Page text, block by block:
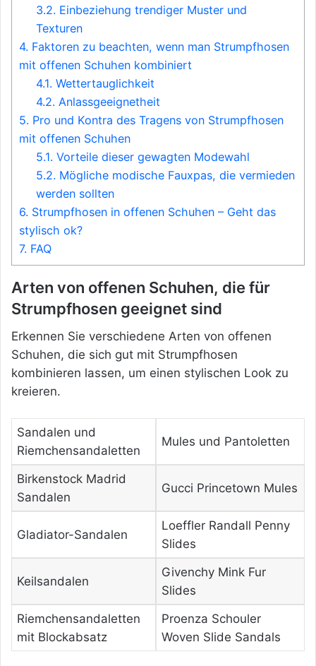
3.2. Einbeziehung trendiger Muster und
Texturen
4. Faktoren zu beachten, wenn man Strumpfhosen
mit offenen Schuhen kombiniert
4.1. Wettertauglichkeit
4.2. Anlassgeeignetheit
5. Pro und Kontra des Tragens von Strumpfhosen
mit offenen Schuhen
5.1. Vorteile dieser gewagten Modewahl
5.2. Mögliche modische Fauxpas, die vermieden
werden sollten
6. Strumpfhosen in offenen Schuhen – Geht das
stylisch ok?
7. FAQ
Arten von offenen Schuhen, die für
Strumpfhosen geeignet sind
Erkennen Sie verschiedene Arten von offenen
Schuhen, die sich gut mit Strumpfhosen
kombinieren lassen, um einen stylischen Look zu
kreieren.
Sandalen und
Riemchensandaletten
Mules und Pantoletten
Birkenstock Madrid
Sandalen
Gucci Princetown Mules
Gladiator-Sandalen
Loeffler Randall Penny
Slides
Keilsandalen
Givenchy Mink Fur
Slides
Riemchensandaletten
mit Blockabsatz
Proenza Schouler
Woven Slide Sandals